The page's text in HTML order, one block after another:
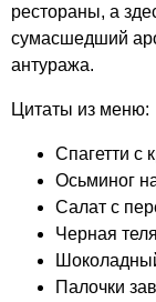
рестораны, а
сумасшедший
антуража.
Цитаты из меню:
Спагетти с
Осьминог
Салат с
Черная
Палочки